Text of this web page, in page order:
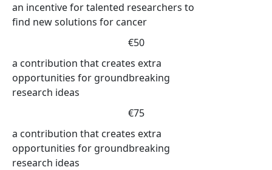
an incentive for talented researchers to
find new solutions for cancer
€50
a contribution that creates extra
opportunities for groundbreaking
research ideas
€75
a contribution that creates extra
opportunities for groundbreaking
research ideas